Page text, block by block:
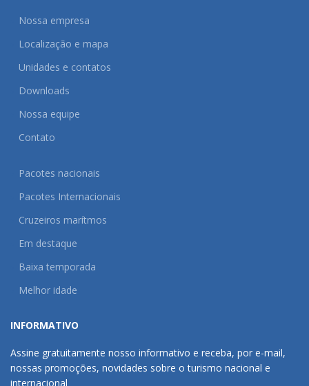
Nossa empresa
Localização e mapa
Unidades e contatos
Downloads
Nossa equipe
Contato
Pacotes nacionais
Pacotes Internacionais
Cruzeiros marítmos
Em destaque
Baixa temporada
Melhor idade
INFORMATIVO
Assine gratuitamente nosso informativo e receba, por e-mail,
nossas promoções, novidades sobre o turismo nacional e
internacional